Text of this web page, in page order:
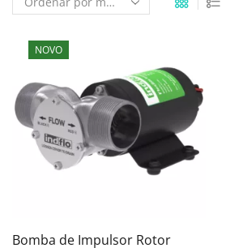
NOVO
Bomba de Impulsor Rotor